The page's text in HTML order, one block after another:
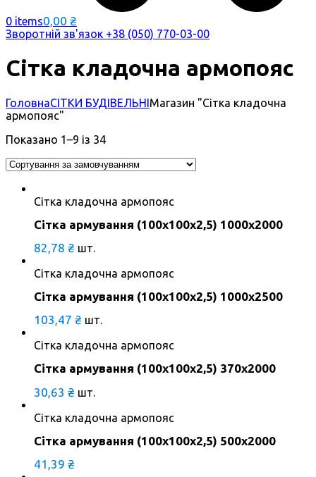
0 items0,00 ₴
Зворотній зв'язок +38 (050) 770-03-00
Сітка кладочна армопояс
ГоловнаСІТКИ БУДІВЕЛЬНІМагазин "Сітка кладочна
армопояс"
Показано 1–9 із 34
Сітка кладочна армопояс
Сітка армування (100х100х2,5) 1000х2000
82,78 ₴ шт.
Сітка кладочна армопояс
Сітка армування (100х100х2,5) 1000х2500
103,47 ₴ шт.
Сітка кладочна армопояс
Сітка армування (100х100х2,5) 370х2000
30,63 ₴ шт.
Сітка кладочна армопояс
Сітка армування (100х100х2,5) 500х2000
41,39 ₴